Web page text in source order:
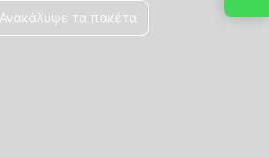
Ανακάλυψε τα πακέτα